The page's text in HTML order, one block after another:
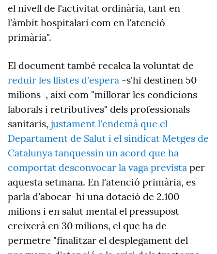
el nivell de l'activitat ordinària, tant en
l'àmbit hospitalari com en l'atenció
primària".
El document també recalca la voluntat de
reduir les llistes d'espera -s'hi destinen 50
milions-, així com "millorar les condicions
laborals i retributives" dels professionals
sanitaris, justament l'endemà que el
Departament de Salut i el sindicat Metges de
Catalunya tanquessin un acord que ha
comportat desconvocar la vaga prevista per
aquesta setmana. En l'atenció primària, es
parla d'abocar-hi una dotació de 2.100
milions i en salut mental el pressupost
creixerà en 30 milions, el que ha de
permetre "finalitzar el desplegament del